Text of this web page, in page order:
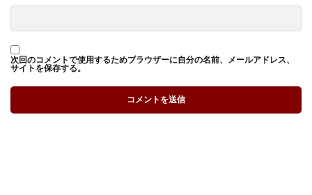
次回のコメントで使用するためブラウザーに自分の名前、メールアドレス、
サイトを保存する。